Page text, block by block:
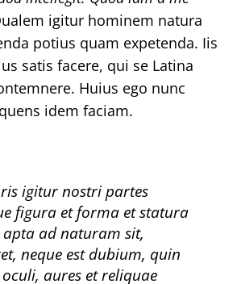
igitur hominem natura
potius quam expetenda. Iis
satis facere, qui se Latina
Huius ego nunc
idem faciam.
igitur nostri partes
figura et forma et statura
ad naturam sit,
neque est dubium, quin
aures et reliquae